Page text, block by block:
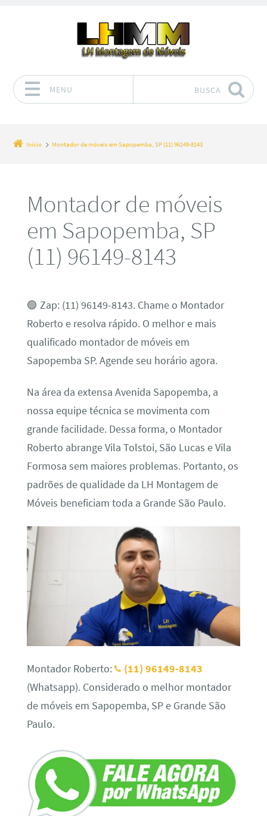
MENU BUSCA
Início Montador de móveis em Sapopemba, SP (11) 96149-8143
Montador de móveis
em Sapopemba, SP
(11) 96149-8143
🟢 Zap: (11) 96149-8143. Chame o Montador
Roberto e resolva rápido. O melhor e mais
qualificado montador de móveis em
Sapopemba SP. Agende seu horário agora.
Na área da extensa Avenida Sapopemba, a
nossa equipe técnica se movimenta com
grande facilidade. Dessa forma, o Montador
Roberto abrange Vila Tolstoi, São Lucas e Vila
Formosa sem maiores problemas. Portanto, os
padrões de qualidade da LH Montagem de
Móveis beneficiam toda a Grande São Paulo.
Montador Roberto:
(11) 96149-8143
(Whatsapp). Considerado o melhor montador
de móveis em Sapopemba, SP e Grande São
Paulo.